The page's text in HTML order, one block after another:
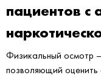
пациентов с
Физикальный осмотр
позволяющий оценить